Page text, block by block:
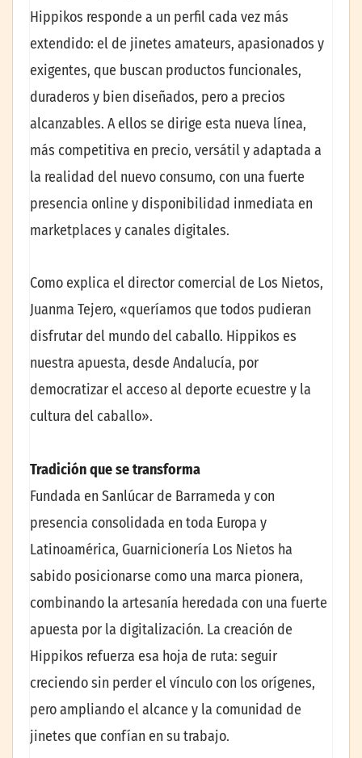
Hippikos responde a un perfil cada vez más
extendido: el de jinetes amateurs, apasionados y
exigentes, que buscan productos funcionales,
duraderos y bien diseñados, pero a precios
alcanzables. A ellos se dirige esta nueva línea,
más competitiva en precio, versátil y adaptada a
la realidad del nuevo consumo, con una fuerte
presencia online y disponibilidad inmediata en
marketplaces y canales digitales.
Como explica el director comercial de Los Nietos,
Juanma Tejero, «queríamos que todos pudieran
disfrutar del mundo del caballo. Hippikos es
nuestra apuesta, desde Andalucía, por
democratizar el acceso al deporte ecuestre y la
cultura del caballo».
Tradición que se transforma
Fundada en Sanlúcar de Barrameda y con
presencia consolidada en toda Europa y
Latinoamérica, Guarnicionería Los Nietos ha
sabido posicionarse como una marca pionera,
combinando la artesanía heredada con una fuerte
apuesta por la digitalización. La creación de
Hippikos refuerza esa hoja de ruta: seguir
creciendo sin perder el vínculo con los orígenes,
pero ampliando el alcance y la comunidad de
jinetes que confían en su trabajo.